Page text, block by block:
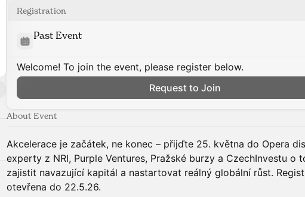
Registration
Past Event
Welcome! To join the event, please register below.
Request to Join
About Event
Akcelerace je začátek, ne konec – přijďte 25. května do Opera
experty z NRI, Purple Ventures, Pražské burzy a CzechInvestu o
zajistit navazující kapitál a nastartovat reálný globální růst.
otevřena do 22.5.26.